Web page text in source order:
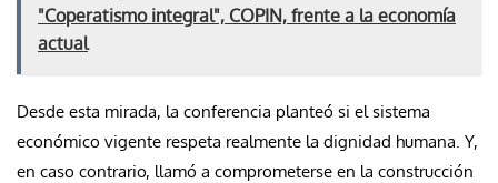
"Coperatismo integral", COPIN, frente a la economía
actual
Desde esta mirada, la conferencia planteó si el sistema
económico vigente respeta realmente la dignidad humana. Y,
en caso contrario, llamó a comprometerse en la construcción